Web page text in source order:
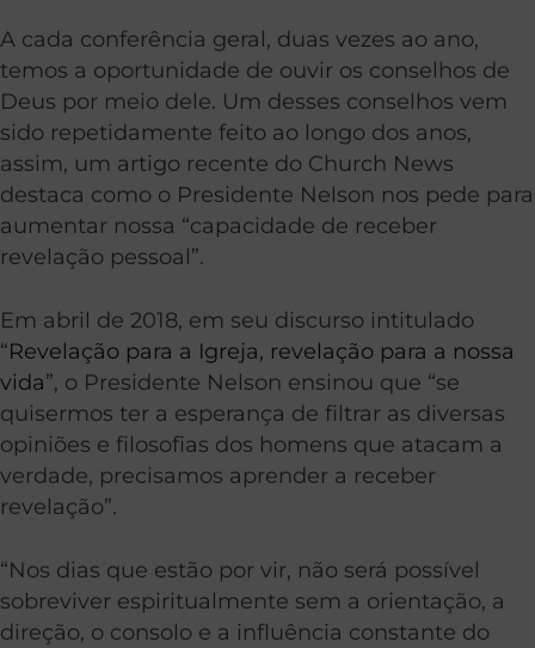
A cada conferência geral, duas vezes ao ano,
temos a oportunidade de ouvir os conselhos de
Deus por meio dele. Um desses conselhos vem
sido repetidamente feito ao longo dos anos,
assim, um artigo recente do Church News
destaca como o Presidente Nelson nos pede para
aumentar nossa “capacidade de receber
revelação pessoal”.
Em abril de 2018, em seu discurso intitulado
“Revelação para a Igreja, revelação para a nossa
vida”, o Presidente Nelson ensinou que “se
quisermos ter a esperança de filtrar as diversas
opiniões e filosofias dos homens que atacam a
verdade, precisamos aprender a receber
revelação”.
“Nos dias que estão por vir, não será possível
sobreviver espiritualmente sem a orientação, a
direção, o consolo e a influência constante do